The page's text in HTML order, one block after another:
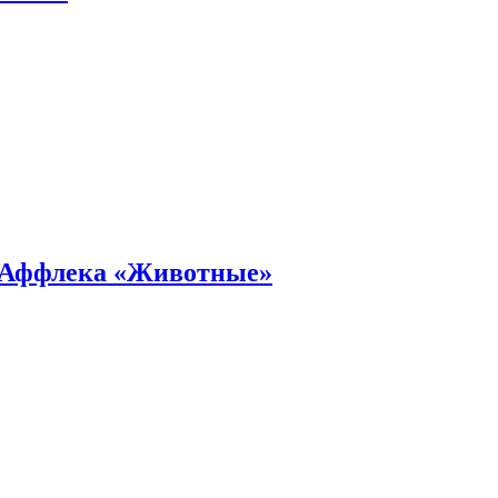
Аффлека «Животные»